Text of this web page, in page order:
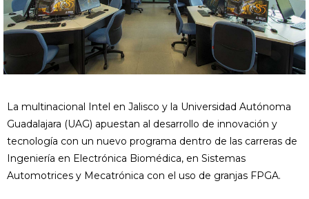
La multinacional Intel en Jalisco y la Universidad Autónoma
Guadalajara (UAG) apuestan al desarrollo de innovación y
tecnología con un nuevo programa dentro de las carreras de
Ingeniería en Electrónica Biomédica, en Sistemas
Automotrices y Mecatrónica con el uso de granjas FPGA.